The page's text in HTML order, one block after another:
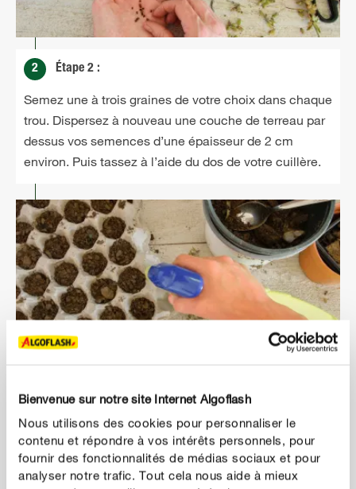
Bienvenue sur notre site Internet Algoflash
Nous utilisons des cookies pour personnaliser le
contenu et répondre à vos intérêts personnels, pour
fournir des fonctionnalités de médias sociaux et pour
analyser notre trafic. Tout cela nous aide à mieux
2 Étape 2 :
Semez une à trois graines de votre choix dans chaque
trou. Dispersez à nouveau une couche de terreau par
dessus vos semences d’une épaisseur de 2 cm
environ. Puis tassez à l’aide du dos de votre cuillère.
Une fois les graines semées, arrosez à l’aide d’un
pulvérisateur pour que votre terreau soit assez
humide.